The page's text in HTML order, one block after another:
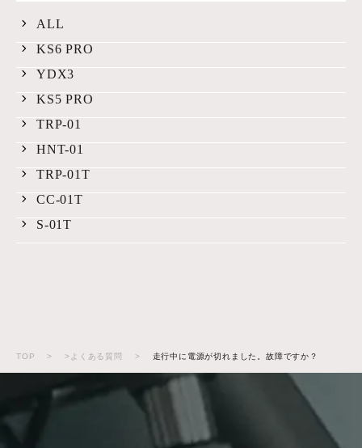
ALL
KS6 PRO
YDX3
KS5 PRO
TRP-01
HNT-01
TRP-01T
CC-01T
S-01T
TOP > >よくある質問 > 走行中に電源が切れました。故障ですか？